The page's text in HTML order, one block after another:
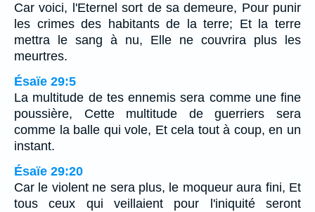
Car voici, l'Eternel sort de sa demeure, Pour punir
les crimes des habitants de la terre; Et la terre
mettra le sang à nu, Elle ne couvrira plus les
meurtres.
Ésaïe 29:5
La multitude de tes ennemis sera comme une fine
poussière, Cette multitude de guerriers sera
comme la balle qui vole, Et cela tout à coup, en un
instant.
Ésaïe 29:20
Car le violent ne sera plus, le moqueur aura fini, Et
tous ceux qui veillaient pour l'iniquité seront